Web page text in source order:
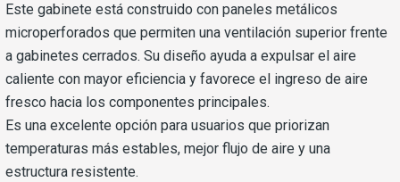
Este gabinete está construido con paneles metálicos
microperforados que permiten una ventilación superior frente
a gabinetes cerrados. Su diseño ayuda a expulsar el aire
caliente con mayor eficiencia y favorece el ingreso de aire
fresco hacia los componentes principales.
Es una excelente opción para usuarios que priorizan
temperaturas más estables, mejor flujo de aire y una
estructura resistente.